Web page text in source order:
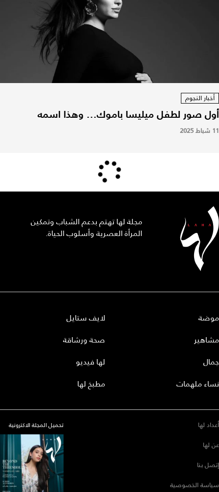
أخبار النجوم
أول صور لطفل ميليسا باموك... وهذا اسمه
11 شباط 2025
مجلة لها تهتم بدعم الشباب وتمكين
المرأة العصرية وأسلوب الحياة.
موضة
مشاهير
جمال
نساء ملهمات
لايف ستايل
صحة ورشاقة
لها فيديو
مطبخ لها
أعداد لها
عن لها
إتصل بنا
سياسة الخصوصية
تحميل المجلة الاكترونية